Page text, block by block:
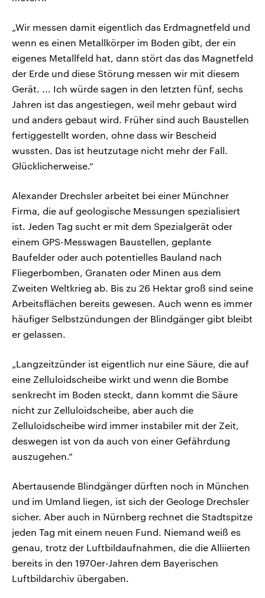
„Wir messen damit eigentlich das Erdmagnetfeld und
wenn es einen Metallkörper im Boden gibt, der ein
eigenes Metallfeld hat, dann stört das das Magnetfeld
der Erde und diese Störung messen wir mit diesem
Gerät. ... Ich würde sagen in den letzten fünf, sechs
Jahren ist das angestiegen, weil mehr gebaut wird
und anders gebaut wird. Früher sind auch Baustellen
fertiggestellt worden, ohne dass wir Bescheid
wussten. Das ist heutzutage nicht mehr der Fall.
Glücklicherweise.“
Alexander Drechsler arbeitet bei einer Münchner
Firma, die auf geologische Messungen spezialisiert
ist. Jeden Tag sucht er mit dem Spezialgerät oder
einem GPS-Messwagen Baustellen, geplante
Baufelder oder auch potentielles Bauland nach
Fliegerbomben, Granaten oder Minen aus dem
Zweiten Weltkrieg ab. Bis zu 26 Hektar groß sind seine
Arbeitsflächen bereits gewesen. Auch wenn es immer
häufiger Selbstzündungen der Blindgänger gibt bleibt
er gelassen.
„Langzeitzünder ist eigentlich nur eine Säure, die auf
eine Zelluloidscheibe wirkt und wenn die Bombe
senkrecht im Boden steckt, dann kommt die Säure
nicht zur Zelluloidscheibe, aber auch die
Zelluloidscheibe wird immer instabiler mit der Zeit,
deswegen ist von da auch von einer Gefährdung
auszugehen.“
Abertausende Blindgänger dürften noch in München
und im Umland liegen, ist sich der Geologe Drechsler
sicher. Aber auch in Nürnberg rechnet die Stadtspitze
jeden Tag mit einem neuen Fund. Niemand weiß es
genau, trotz der Luftbildaufnahmen, die die Alliierten
bereits in den 1970er-Jahren dem Bayerischen
Luftbildarchiv übergaben.